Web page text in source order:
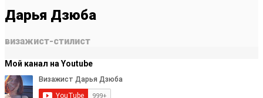
Дарья Дзюба
визажист-стилист
Мой канал на Youtube